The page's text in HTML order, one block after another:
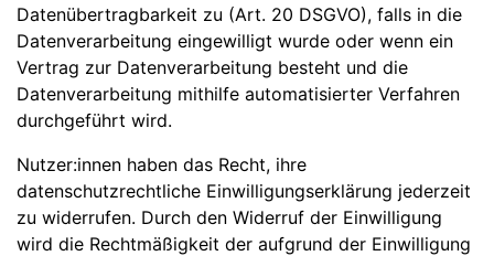
Datenübertragbarkeit zu (Art. 20 DSGVO), falls in die
Datenverarbeitung eingewilligt wurde oder wenn ein
Vertrag zur Datenverarbeitung besteht und die
Datenverarbeitung mithilfe automatisierter Verfahren
durchgeführt wird.
Nutzer:innen haben das Recht, ihre
datenschutzrechtliche Einwilligungserklärung jederzeit
zu widerrufen. Durch den Widerruf der Einwilligung
wird die Rechtmäßigkeit der aufgrund der Einwilligung